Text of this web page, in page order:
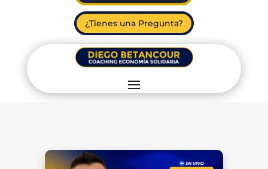
¿Tienes una Pregunta?